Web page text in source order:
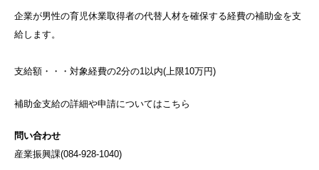
企業が男性の育児休業取得者の代替人材を確保する経費の補助金を支
給します。
支給額・・・対象経費の2分の1以内(上限10万円)
補助金支給の詳細や申請についてはこちら
問い合わせ
産業振興課(084-928-1040)